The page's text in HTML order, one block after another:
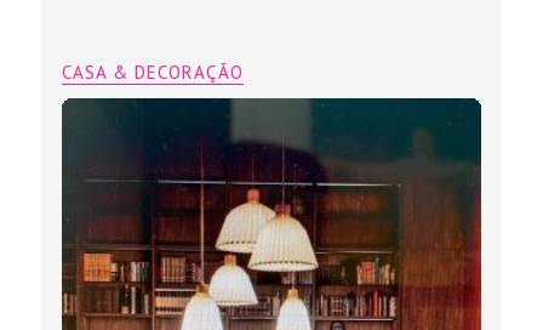
CASA & DECORAÇÃO